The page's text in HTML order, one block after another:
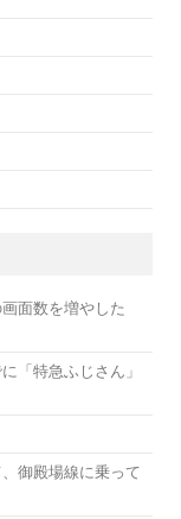
面数を増やした
「特急ふじさん」
御殿場線に乗って